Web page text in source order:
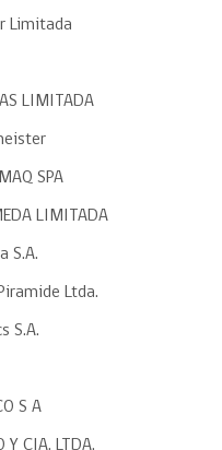
Limitada
LIMITADA
SPA
LIMITADA
S.A.
Ltda.
S.A.
S A
Y CIA. LTDA.